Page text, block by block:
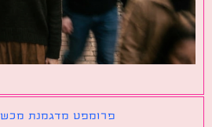
פרומפט מדגמנת מכשיר